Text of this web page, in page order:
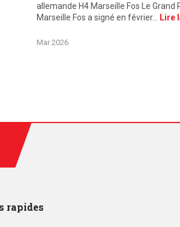
allemande H4 Marseille Fos Le Grand
Marseille Fos a signé en février…
Lire
Mar 2026
rapides